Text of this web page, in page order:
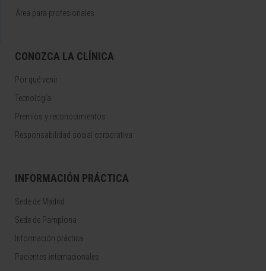
Área para profesionales
CONOZCA LA CLÍNICA
Por qué venir
Tecnología
Premios y reconocimientos
Responsabilidad social corporativa
INFORMACIÓN PRÁCTICA
Sede de Madrid
Sede de Pamplona
Información práctica
Pacientes internacionales